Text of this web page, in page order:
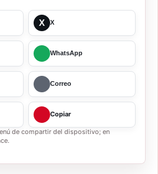
X X
WhatsApp
Correo
Copiar
de compartir del dispositivo; en